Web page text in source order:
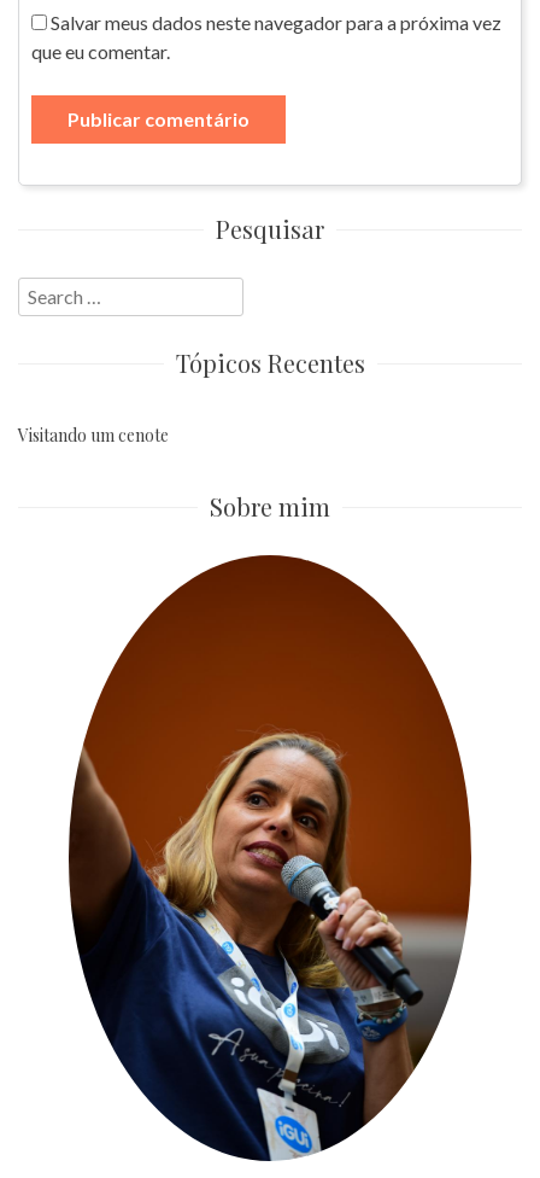
Salvar meus dados neste navegador para a próxima vez
que eu comentar.
Pesquisar
Search
for:
Tópicos Recentes
Visitando um cenote
Sobre mim